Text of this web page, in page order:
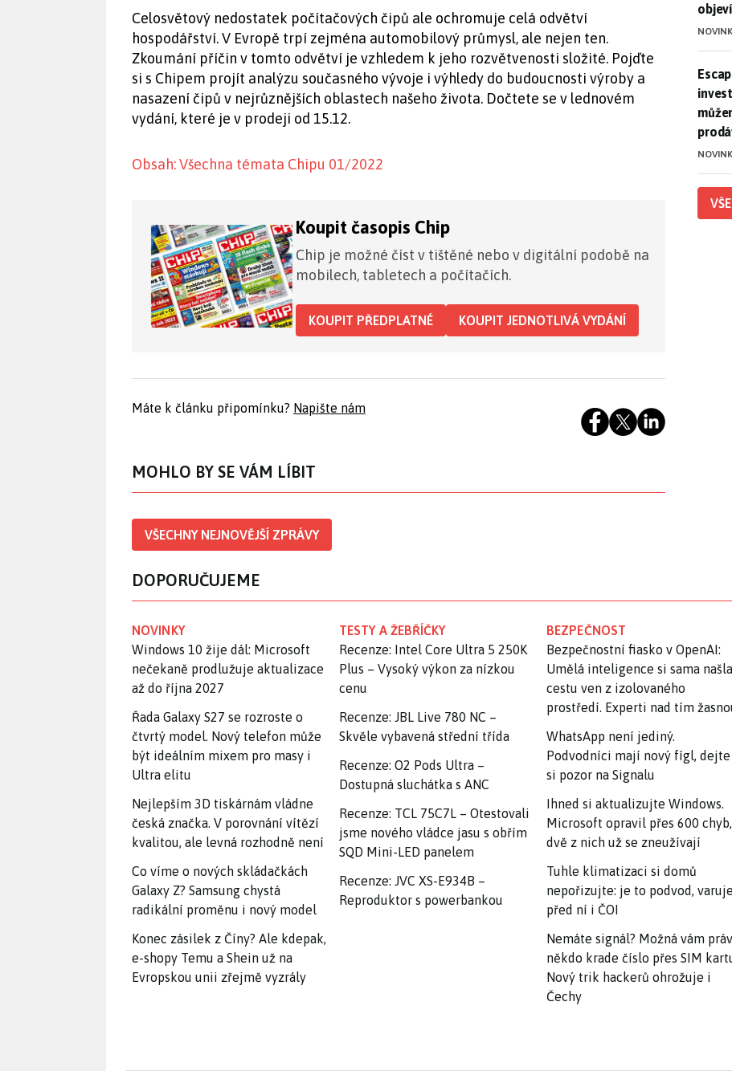
Celosvětový nedostatek počítačových čipů ale ochromuje celá odvětví
hospodářství. V Evropě trpí zejména automobilový průmysl, ale nejen ten.
Zkoumání příčin v tomto odvětví je vzhledem k jeho rozvětvenosti složité. Pojďte
si s Chipem projít analýzu současného vývoje i výhledy do budoucnosti výroby a
nasazení čipů v nejrůznějších oblastech našeho života. Dočtete se v lednovém
vydání, které je v prodeji od 15.12.
Obsah: Všechna témata Chipu 01/2022
Koupit časopis Chip
Chip je možné číst v tištěné nebo v digitální podobě na
mobilech, tabletech a počítačích.
KOUPIT PŘEDPLATNÉ KOUPIT JEDNOTLIVÁ VYDÁNÍ
Máte k článku připomínku? Napište nám
MOHLO BY SE VÁM LÍBIT
VŠECHNY NEJNOVĚJŠÍ ZPRÁVY
DOPORUČUJEME
NOVINKY
Windows 10 žije dál: Microsoft
nečekaně prodlužuje aktualizace
až do října 2027
Řada Galaxy S27 se rozroste o
čtvrtý model. Nový telefon může
být ideálním mixem pro masy i
Ultra elitu
Nejlepším 3D tiskárnám vládne
česká značka. V porovnání vítězí
kvalitou, ale levná rozhodně není
Co víme o nových skládačkách
Galaxy Z? Samsung chystá
radikální proměnu i nový model
Konec zásilek z Číny? Ale kdepak,
e-shopy Temu a Shein už na
Evropskou unii zřejmě vyzrály
TESTY A ŽEBŘÍČKY
Recenze: Intel Core Ultra 5 250K
Plus – Vysoký výkon za nízkou
cenu
Recenze: JBL Live 780 NC –
Skvěle vybavená střední třída
Recenze: O2 Pods Ultra –
Dostupná sluchátka s ANC
Recenze: TCL 75C7L – Otestovali
jsme nového vládce jasu s obřím
SQD Mini-LED panelem
Recenze: JVC XS-E934B –
Reproduktor s powerbankou
BEZPEČNOST
Bezpečnostní fiasko v OpenAI:
Umělá inteligence si sama našla
cestu ven z izolovaného
prostředí. Experti nad tím
WhatsApp není jediný.
Podvodníci mají nový fígl, dejte
si pozor na Signalu
Ihned si aktualizujte Windows.
Microsoft opravil přes 600 chyb,
dvě z nich už se zneužívají
Tuhle klimatizaci si domů
nepořizujte: je to podvod, varuje
před ní i ČOI
Nemáte signál? Možná vám
někdo krade číslo přes SIM
Nový trik hackerů ohrožuje i
Čechy